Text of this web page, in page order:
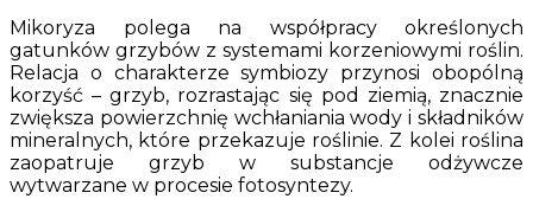
Mikoryza polega na współpracy określonych
gatunków grzybów z systemami korzeniowymi roślin.
Relacja o charakterze symbiozy przynosi obopólną
korzyść – grzyb, rozrastając się pod ziemią, znacznie
zwiększa powierzchnię wchłaniania wody i składników
mineralnych, które przekazuje roślinie. Z kolei roślina
zaopatruje grzyb w substancje odżywcze
wytwarzane w procesie fotosyntezy.